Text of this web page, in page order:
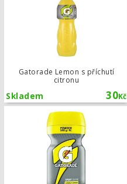
Gatorade Lemon s příchutí
citronu
30Kč
Skladem